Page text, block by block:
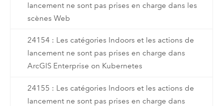
lancement ne sont pas prises en charge dans les
scènes Web
24154 : Les catégories Indoors et les actions de
lancement ne sont pas prises en charge dans
ArcGIS Enterprise on Kubernetes
24155 : Les catégories Indoors et les actions de
lancement ne sont pas prises en charge dans